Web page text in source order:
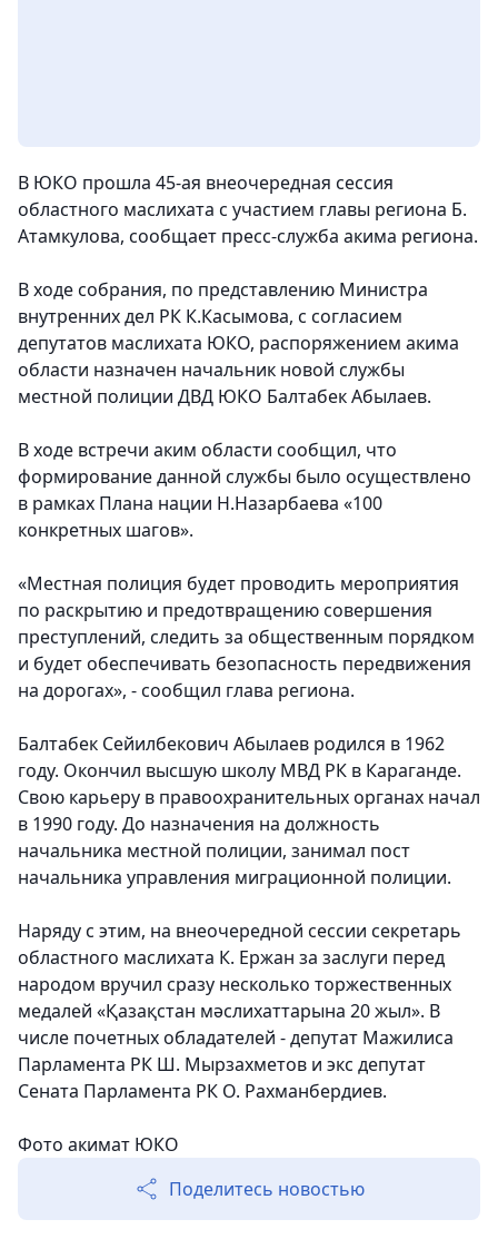
В ЮКО прошла 45-ая внеочередная сессия
областного маслихата с участием главы региона Б.
Атамкулова, сообщает пресс-служба акима региона.
В ходе собрания, по представлению Министра
внутренних дел РК К.Касымова, с согласием
депутатов маслихата ЮКО, распоряжением акима
области назначен начальник новой службы
местной полиции ДВД ЮКО Балтабек Абылаев.
В ходе встречи аким области сообщил, что
формирование данной службы было осуществлено
в рамках Плана нации Н.Назарбаева «100
конкретных шагов».
«Местная полиция будет проводить мероприятия
по раскрытию и предотвращению совершения
преступлений, следить за общественным порядком
и будет обеспечивать безопасность передвижения
на дорогах», - сообщил глава региона.
Балтабек Сейилбекович Абылаев родился в 1962
году. Окончил высшую школу МВД РК в Караганде.
Свою карьеру в правоохранительных органах начал
в 1990 году. До назначения на должность
начальника местной полиции, занимал пост
начальника управления миграционной полиции.
Наряду с этим, на внеочередной сессии секретарь
областного маслихата К. Ержан за заслуги перед
народом вручил сразу несколько торжественных
медалей «Қазақстан мәслихаттарына 20 жыл». В
числе почетных обладателей - депутат Мажилиса
Парламента РК Ш. Мырзахметов и экс депутат
Сената Парламента РК О. Рахманбердиев.
Фото акимат ЮКО
Поделитесь новостью